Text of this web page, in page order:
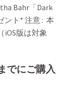
Bahr「Dark
ント* 注意 : 本
iOS版は対象
でにご購入